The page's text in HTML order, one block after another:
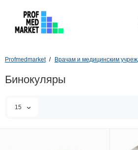
Profmedmarket Врачам и медицинским
Бинокуляры
15